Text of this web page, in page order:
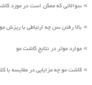
» سوالاتی که ممکن است در مورد
» بالا رفتن سن چه ارتباطی با ریزش
» موارد موثر در نتایج کاشت مو
» کاشت مو چه مزایایی در مقایسه با